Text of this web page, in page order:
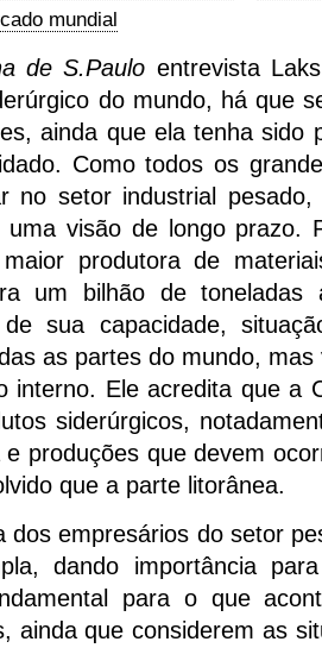
mundial
de S.Paulo entrevista
do mundo, há que
ainda que ela tenha sido
Como todos os
no setor industrial
uma visão de longo prazo.
produtora de
um bilhão de toneladas
sua capacidade,
as partes do mundo, mas
interno. Ele acredita que a
siderúrgicos,
produções que devem
que a parte litorânea.
dos empresários do setor
dando importância
para o que
ainda que considerem as